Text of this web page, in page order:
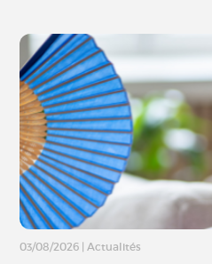
03/08/2026 Actualités